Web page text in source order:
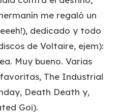
me regaló un
dedicado y todo
de Voltaire, ejem):
. Muy bueno. Varias
The Industrial
, Death Death y,
Goi).